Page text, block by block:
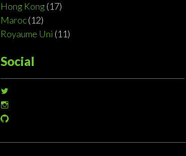
Hong Kong (17)
Maroc(12)
Royaume Uni (11)
Social
de
@sophiedeziel
profil
sur
Voir
de